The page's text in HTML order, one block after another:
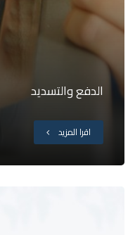
الدفع والتسديد
اقرا المزيد